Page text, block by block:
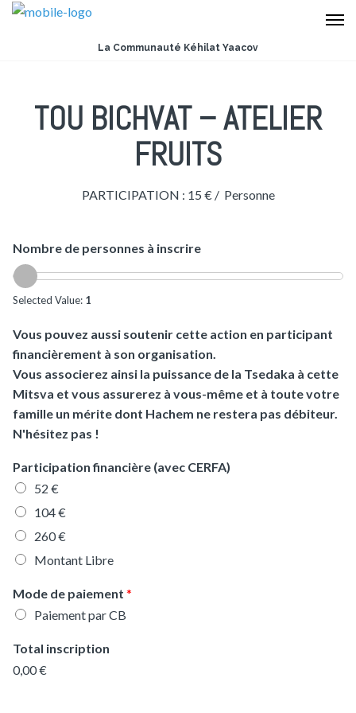
La Communauté Kéhilat Yaacov
TOU BICHVAT – ATELIER
FRUITS
PARTICIPATION : 15 € / Personne
Nombre de personnes à inscrire
Selected Value: 1
Vous pouvez aussi soutenir cette action en participant
financièrement à son organisation.
Vous associerez ainsi la puissance de la Tsedaka à cette
Mitsva et vous assurerez à vous-même et à toute votre
famille un mérite dont Hachem ne restera pas débiteur.
N'hésitez pas !
Participation financière (avec CERFA)
52 €
104 €
260 €
Montant Libre
Mode de paiement *
Paiement par CB
Total inscription
0,00 €